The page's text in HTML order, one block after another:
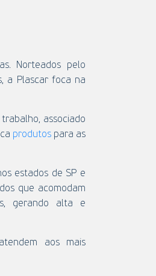
Norteados pelo
a Plascar foca na
associado
produtospara as
estados de SP e
que acomodam
gerando alta e
aos mais